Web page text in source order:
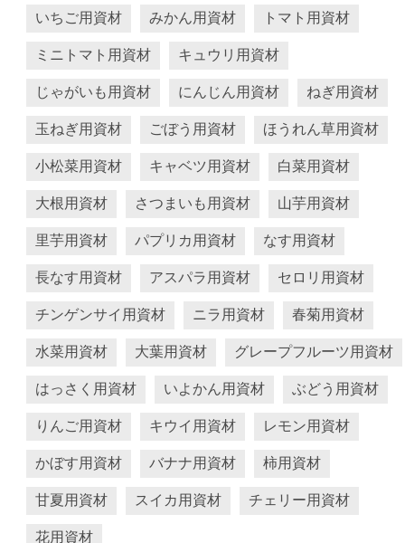
いちご用資材 みかん用資材 トマト用資材
ミニトマト用資材 キュウリ用資材
じゃがいも用資材 にんじん用資材 ねぎ用資材
玉ねぎ用資材 ごぼう用資材 ほうれん草用資材
小松菜用資材 キャベツ用資材 白菜用資材
大根用資材 さつまいも用資材 山芋用資材
里芋用資材 パプリカ用資材 なす用資材
長なす用資材 アスパラ用資材 セロリ用資材
チンゲンサイ用資材 ニラ用資材 春菊用資材
水菜用資材 大葉用資材 グレープフルーツ用資材
はっさく用資材 いよかん用資材 ぶどう用資材
りんご用資材 キウイ用資材 レモン用資材
かぼす用資材 バナナ用資材 柿用資材
甘夏用資材 スイカ用資材 チェリー用資材
花用資材